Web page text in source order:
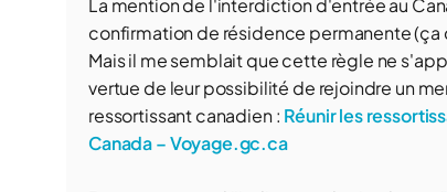
La mention de l'interdiction d'entrée au
confirmation de résidence permanente (ça
Mais il me semblait que cette règle ne
vertue de leur possibilité de rejoindre un
ressortissant canadien : Réunir les
Canada – Voyage.gc.ca